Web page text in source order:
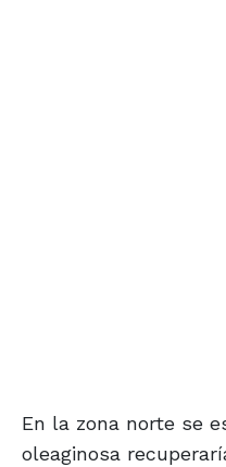
En la zona norte se
oleaginosa